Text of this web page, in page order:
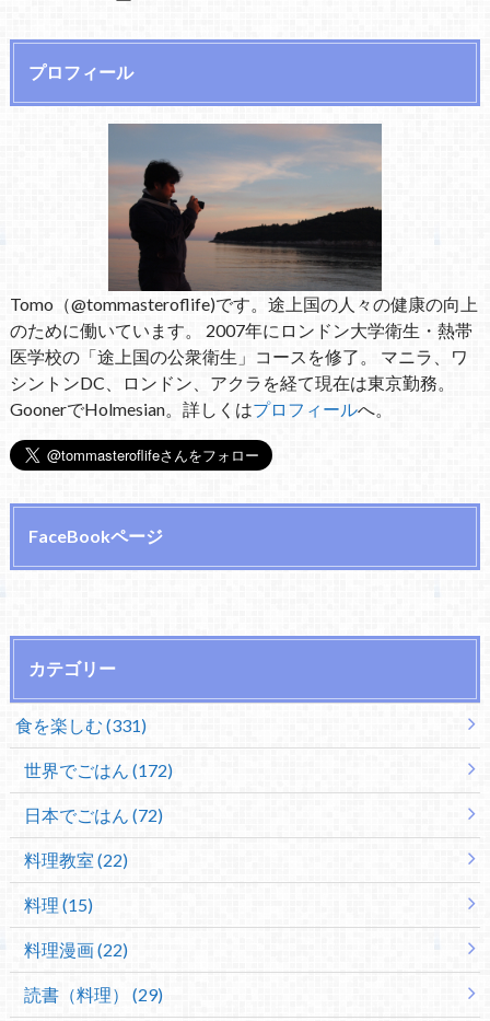
プロフィール
Tomo（@tommasteroflife)です。途上国の人々の健康の向上
のために働いています。 2007年にロンドン大学衛生・熱帯
医学校の「途上国の公衆衛生」コースを修了。 マニラ、ワ
シントンDC、ロンドン、アクラを経て現在は東京勤務。
GoonerでHolmesian。詳しくはプロフィールへ。
FaceBookページ
カテゴリー
食を楽しむ (331)
世界でごはん (172)
日本でごはん (72)
料理教室 (22)
料理 (15)
料理漫画 (22)
読書（料理） (29)